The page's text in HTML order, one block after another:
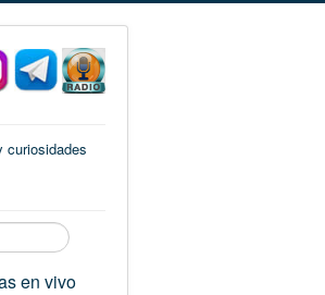
curiosidades
en vivo